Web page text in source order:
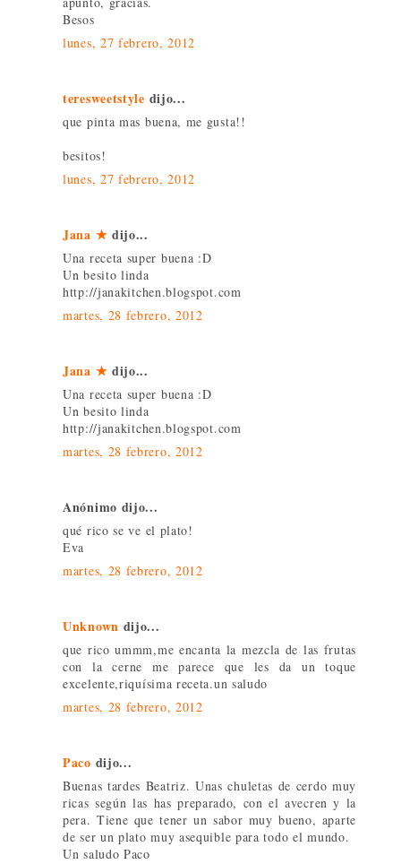
Besos
lunes, 27 febrero, 2012
teresweetstyle dijo...
que pinta mas buena, me gusta!!
besitos!
lunes, 27 febrero, 2012
Jana ★ dijo...
Una receta super buena :D
Un besito linda
http://janakitchen.blogspot.com
martes, 28 febrero, 2012
Jana ★ dijo...
Una receta super buena :D
Un besito linda
http://janakitchen.blogspot.com
martes, 28 febrero, 2012
Anónimo dijo...
qué rico se ve el plato!
Eva
martes, 28 febrero, 2012
Unknown dijo...
que rico ummm,me encanta la mezcla de las frutas
con la cerne me parece que les da un toque
excelente,riquísima receta.un saludo
martes, 28 febrero, 2012
Paco dijo...
Buenas tardes Beatriz. Unas chuletas de cerdo muy
ricas según las has preparado, con el avecren y la
pera. Tiene que tener un sabor muy bueno, aparte
de ser un plato muy asequible para todo el mundo.
Un saludo Paco